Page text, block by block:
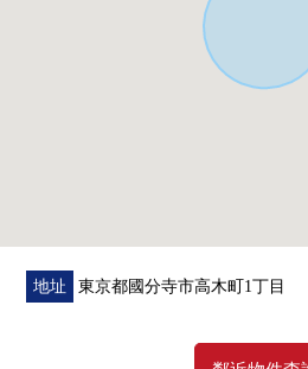
首先，在免付費專線，請命令擁有
地址 東京都國分寺市高木町1丁目